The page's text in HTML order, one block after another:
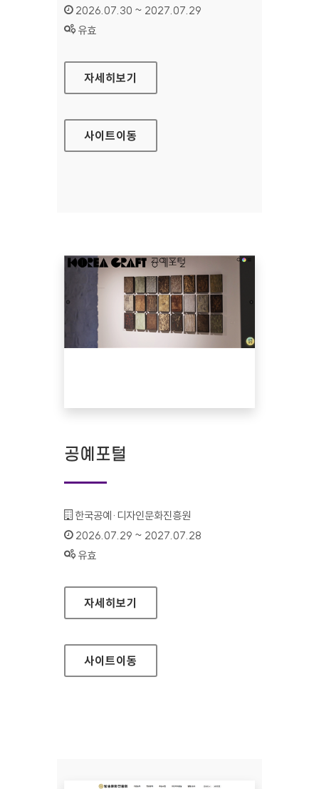
인증기간 :
2026.07.30 ~ 2027.07.29
상태 :
유효
현대HDS
자세히보기
사이트이동
공예포털
기관명 :
한국공예·디자인문화진흥원
인증기간 :
2026.07.29 ~ 2027.07.28
상태 :
유효
공예포털
자세히보기
사이트이동